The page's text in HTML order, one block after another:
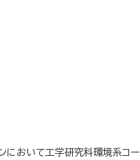
おいて工学研究科環境系コ